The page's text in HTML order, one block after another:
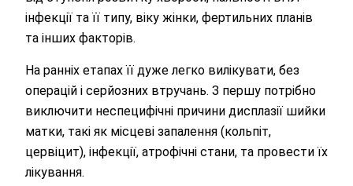
інфекції та її типу, віку жінки, фертильних планів
та інших факторів.
На ранніх етапах її дуже легко вилікувати, без
операцій і серйозних втручань. З першу потрібно
виключити неспецифічні причини дисплазії шийки
матки, такі як місцеві запалення (кольпіт,
цервіцит), інфекції, атрофічні стани, та провести їх
лікування.